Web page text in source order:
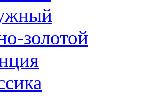
золотой